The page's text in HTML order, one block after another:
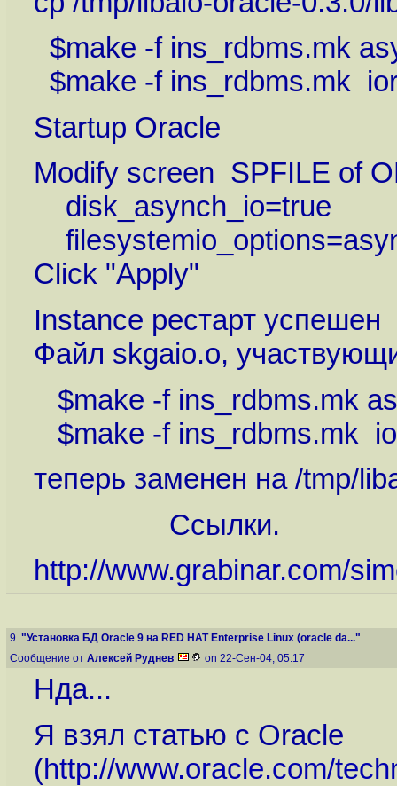
$make -f ins_rdbms.mk
$make -f ins_rdbms.mk
Startup Oracle
Modify screen SPFILE of
disk_asynch_io=true
Click "Apply"
Instance рестарт успешен
Файл skgaio.o,
$make -f ins_rdbms.mk
$make -f ins_rdbms.mk
теперь заменен на /tmp/
Ссылки.
http://www.grabinar.com/
9. "Установка БД Oracle 9 на RED HAT Enterprise Linux (oracle da..."
Сообщение от Алексей Руднев on 22-Сен-04, 05:17
Нда...
Я взял статью с Oracle
(http://www.oracle.com/